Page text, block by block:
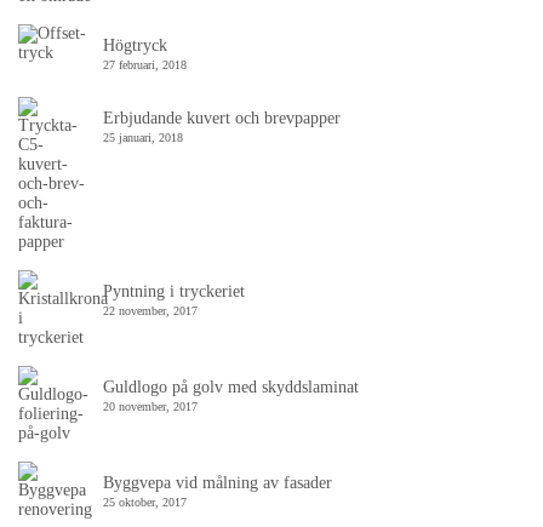
Högtryck
27 februari, 2018
Erbjudande kuvert och brevpapper
25 januari, 2018
Pyntning i tryckeriet
22 november, 2017
Guldlogo på golv med skyddslaminat
20 november, 2017
Byggvepa vid målning av fasader
25 oktober, 2017